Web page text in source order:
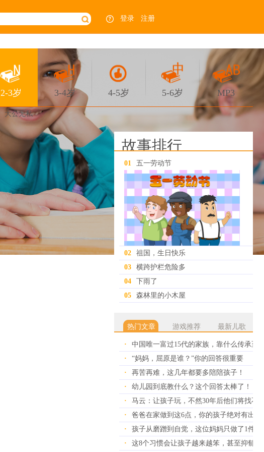
登录 注册
2-3岁
大公无私
3-4岁 4-5岁 5-6岁 MP3
故事排行
01 五一劳动节
02
祖国，生日快乐
03
横跨护栏危险多
04
下雨了
05
森林里的小木屋
热门文章 游戏推荐 最新儿歌
·
中国唯一富过15代的家族，靠什么传承至
·
“妈妈，屈原是谁？”你的回答很重要
·
再苦再难，这几年都要多陪陪孩子！
·
幼儿园到底教什么？这个回答太棒了！
·
马云：让孩子玩，不然30年后他们将找不
·
爸爸在家做到这6点，你的孩子绝对有出息
·
孩子从磨蹭到自觉，这位妈妈只做了1件事
·
这8个习惯会让孩子越来越笨，甚至抑郁